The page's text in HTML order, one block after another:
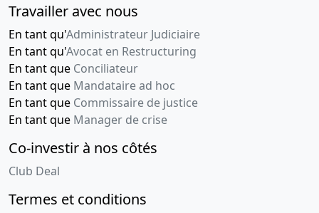
Travailler avec nous
En tant qu'Administrateur Judiciaire
En tant qu'Avocat en Restructuring
En tant que Conciliateur
En tant que Mandataire ad hoc
En tant que Commissaire de justice
En tant que Manager de crise
Co-investir à nos côtés
Club Deal
Termes et conditions